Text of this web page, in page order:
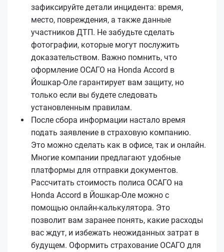
зафиксируйте детали инцидента: время,
место, повреждения, а также данные
участников ДТП. Не забудьте сделать
фотографии, которые могут послужить
доказательством. Важно помнить, что
оформление ОСАГО на Honda Accord в
Йошкар-Оле гарантирует вам защиту, но
только если вы будете следовать
установленным правилам.
После сбора информации настало время
подать заявление в страховую компанию.
Это можно сделать как в офисе, так и онлайн.
Многие компании предлагают удобные
платформы для отправки документов.
Рассчитать стоимость полиса ОСАГО на
Honda Accord в Йошкар-Оле можно с
помощью онлайн-калькулятора. Это
позволит вам заранее понять, какие расходы
вас ждут, и избежать неожиданных затрат в
будущем. Оформить страхование ОСАГО для